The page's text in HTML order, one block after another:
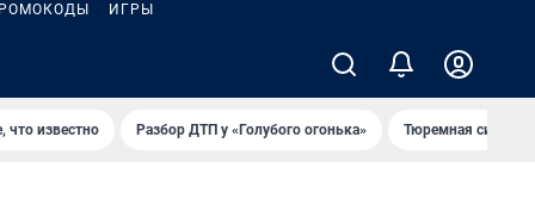
ИГРЫ
что известно Разбор ДТП у «Голубого огонька» Тюремная